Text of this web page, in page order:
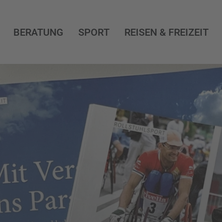
BERATUNG SPORT REISEN & FREIZEIT